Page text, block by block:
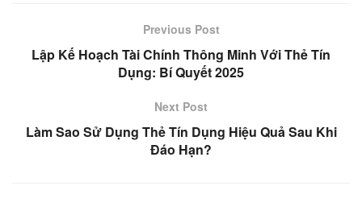
Previous Post
Lập Kế Hoạch Tài Chính Thông Minh Với Thẻ Tín
Dụng: Bí Quyết 2025
Next Post
Làm Sao Sử Dụng Thẻ Tín Dụng Hiệu Quả Sau Khi
Đáo Hạn?